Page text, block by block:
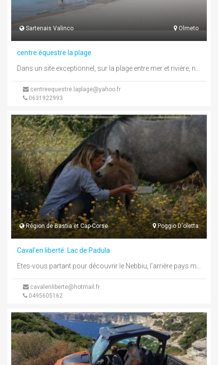
Sartenais Valinco Olmeto
centre équestre la plage
Dans un site exceptionnel, sur la plage entre mer et rivière, nous vous accueillons pour des leçons et des promenades ...
centreequestre.laplage@yahoo.fr
0631922993
Région de Bastia et Cap-Corse Poggio D'oletta
Caval'en liberté: Lac de Padula
Etes-vous partant pour découvrir le Nebbiu, l’arrière pays montagneux et ses villages, galoper sur la plage, vous baigner avec un ...
cavalenliberte@hotmail.fr
0495605162